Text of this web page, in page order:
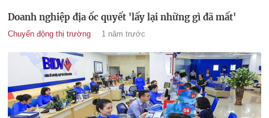
Doanh nghiệp địa ốc quyết 'lấy lại những gì đã mất'
Chuyển động thị trường 1 năm trước